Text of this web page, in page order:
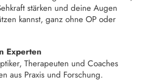
stärken und deine Augen
kannst, ganz ohne OP oder
Experten
Therapeuten und Coaches
aus Praxis und Forschung.